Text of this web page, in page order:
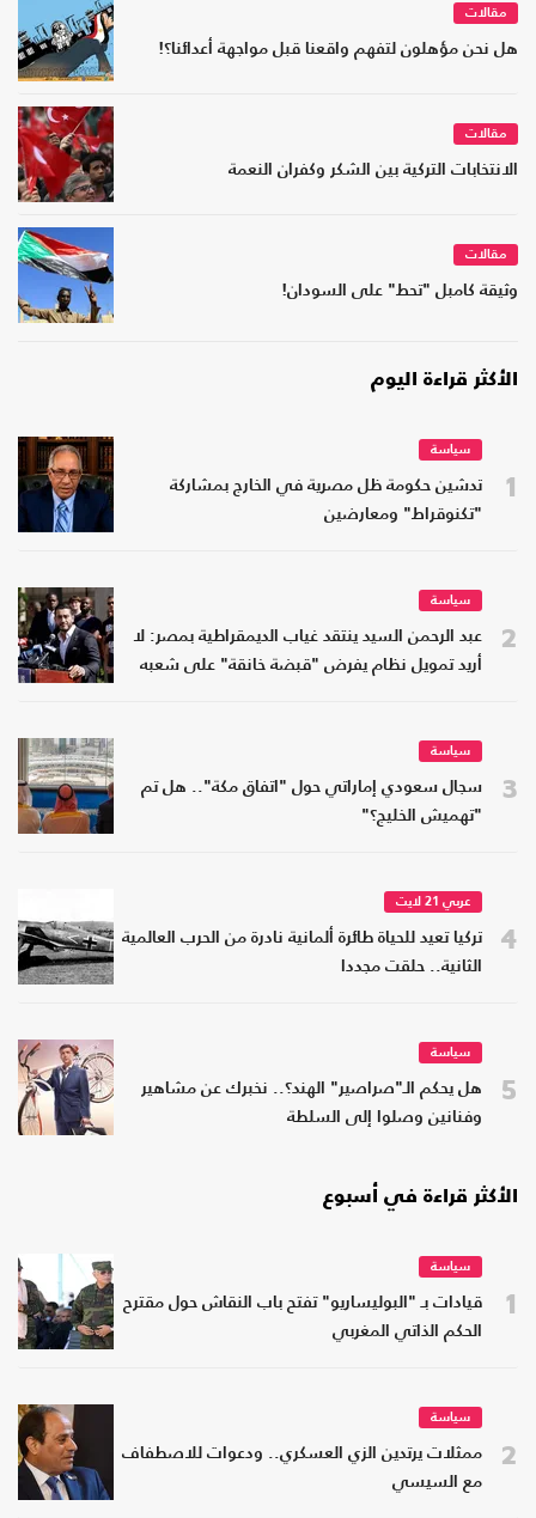
مقالات
هل نحن مؤهلون لتفهم واقعنا قبل مواجهة أعدائنا؟!
مقالات
الانتخابات التركية بين الشكر وكفران النعمة
مقالات
وثيقة كامبل "تحط" على السودان!
الأكثر قراءة اليوم
1
سياسة
تدشين حكومة ظل مصرية في الخارج بمشاركة
"تكنوقراط" ومعارضين
2
سياسة
عبد الرحمن السيد ينتقد غياب الديمقراطية بمصر: لا
أريد تمويل نظام يفرض "قبضة خانقة" على شعبه
3
سياسة
سجال سعودي إماراتي حول "اتفاق مكة".. هل تم
"تهميش الخليج؟"
4
عربي 21 لايت
تركيا تعيد للحياة طائرة ألمانية نادرة من الحرب العالمية
الثانية.. حلقت مجددا
5
سياسة
هل يحكم الـ"صراصير" الهند؟.. نخبرك عن مشاهير
وفنانين وصلوا إلى السلطة
الأكثر قراءة في أسبوع
1
سياسة
قيادات بـ "البوليساريو" تفتح باب النقاش حول مقترح
الحكم الذاتي المغربي
2
سياسة
ممثلات يرتدين الزي العسكري.. ودعوات للاصطفاف
مع السيسي